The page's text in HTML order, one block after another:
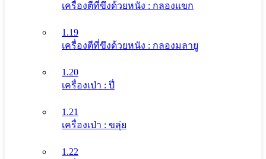
เครื่องตีที่ขึงด้วยหนัง : กลองแขก
1.19
เครื่องตีที่ขึงด้วยหนัง : กลองมลายู
1.20
เครื่องเป่า : ปี่
1.21
เครื่องเป่า : ขลุ่ย
1.22